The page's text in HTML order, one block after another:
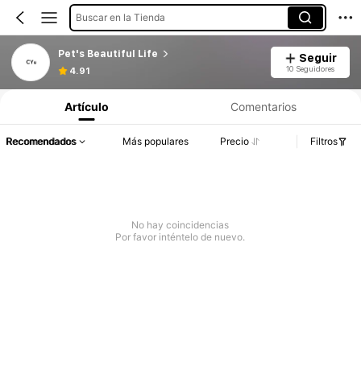
Buscar en la Tienda
Pet's Beautiful Life
4.91
Seguir
10 Seguidores
Artículo Comentarios
Recomendados Más populares Precio Filtros
No hay coincidencias
Por favor inténtelo de nuevo.